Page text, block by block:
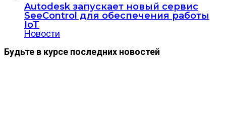
Autodesk запускает новый сервис
SeeControl для обеспечения работы
IoT
Новости
Будьте в курсе последних новостей